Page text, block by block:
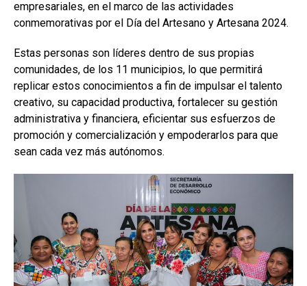
empresariales, en el marco de las actividades
conmemorativas por el Día del Artesano y Artesana 2024.
Estas personas son líderes dentro de sus propias
comunidades, de los 11 municipios, lo que permitirá
replicar estos conocimientos a fin de impulsar el talento
creativo, su capacidad productiva, fortalecer su gestión
administrativa y financiera, eficientar sus esfuerzos de
promoción y comercialización y empoderarlos para que
sean cada vez más autónomos.